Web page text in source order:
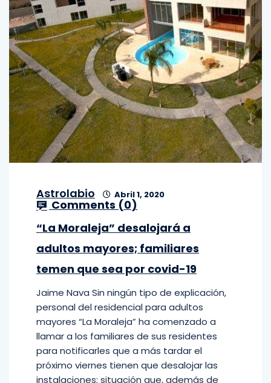
Astrolabio Abril 1, 2020
Comments (0)
“La Moraleja” desalojará a
adultos mayores; familiares
temen que sea por covid-19
Jaime Nava Sin ningún tipo de explicación,
personal del residencial para adultos
mayores “La Moraleja” ha comenzado a
llamar a los familiares de sus residentes
para notificarles que a más tardar el
próximo viernes tienen que desalojar las
instalaciones; situación que, además de